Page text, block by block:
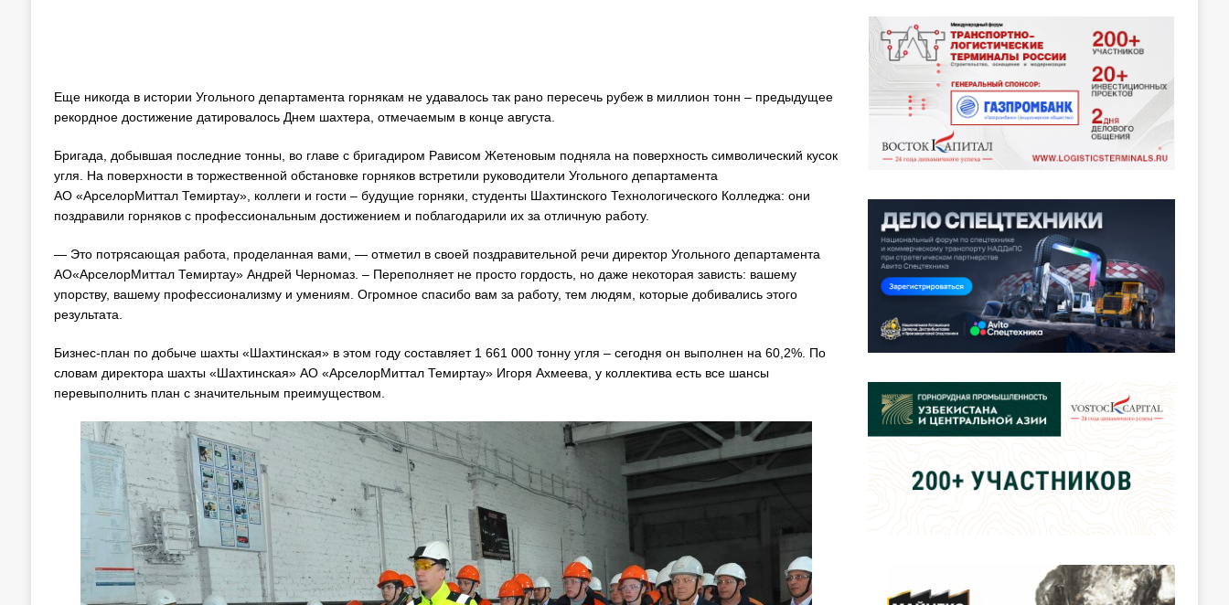
Еще никогда в истории Угольного департамента горнякам не удавалось так рано пересечь рубеж в миллион тонн – предыдущее
рекордное достижение датировалось Днем шахтера, отмечаемым в конце августа.
Бригада, добывшая последние тонны, во главе с бригадиром Рависом Жетеновым подняла на поверхность символический кусок
угля. На поверхности в торжественной обстановке горняков встретили руководители Угольного департамента
АО «АрселорМиттал Темиртау», коллеги и гости – будущие горняки, студенты Шахтинского Технологического Колледжа: они
поздравили горняков с профессиональным достижением и поблагодарили их за отличную работу.
— Это потрясающая работа, проделанная вами, — отметил в своей поздравительной речи директор Угольного департамента
АО«АрселорМиттал Темиртау» Андрей Черномаз. – Переполняет не просто гордость, но даже некоторая зависть: вашему
упорству, вашему профессионализму и умениям. Огромное спасибо вам за работу, тем людям, которые добивались этого
результата.
Бизнес-план по добыче шахты «Шахтинская» в этом году составляет 1 661 000 тонну угля – сегодня он выполнен на 60,2%. По
словам директора шахты «Шахтинская» АО «АрселорМиттал Темиртау» Игоря Ахмеева, у коллектива есть все шансы
перевыполнить план с значительным преимуществом.